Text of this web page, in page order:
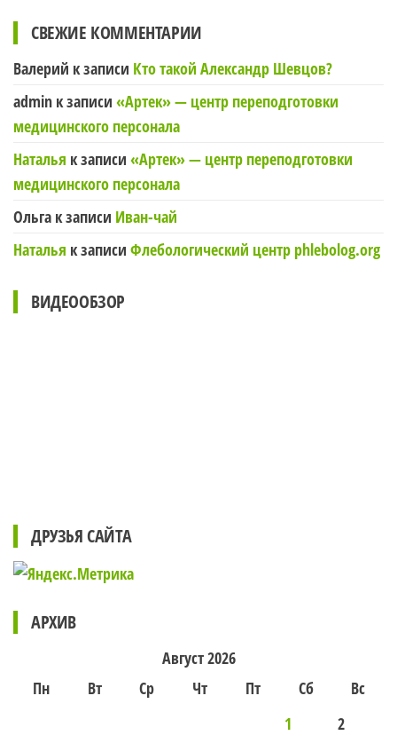
СВЕЖИЕ КОММЕНТАРИИ
Валерий к записи Кто такой Александр Шевцов?
admin к записи «Артек» — центр переподготовки
медицинского персонала
Наталья к записи «Артек» — центр переподготовки
медицинского персонала
Ольга к записи Иван-чай
Наталья к записи Флебологический центр phlebolog.org
ВИДЕООБЗОР
ДРУЗЬЯ САЙТА
АРХИВ
Август 2026
Пн
Вт Ср Чт Пт Сб
Вс
1
2